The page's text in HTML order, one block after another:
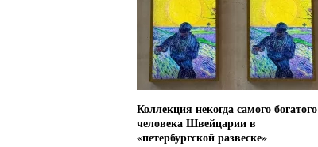
Коллекция некогда самого богатого
человека Швейцарии в
«петербургской развеске»